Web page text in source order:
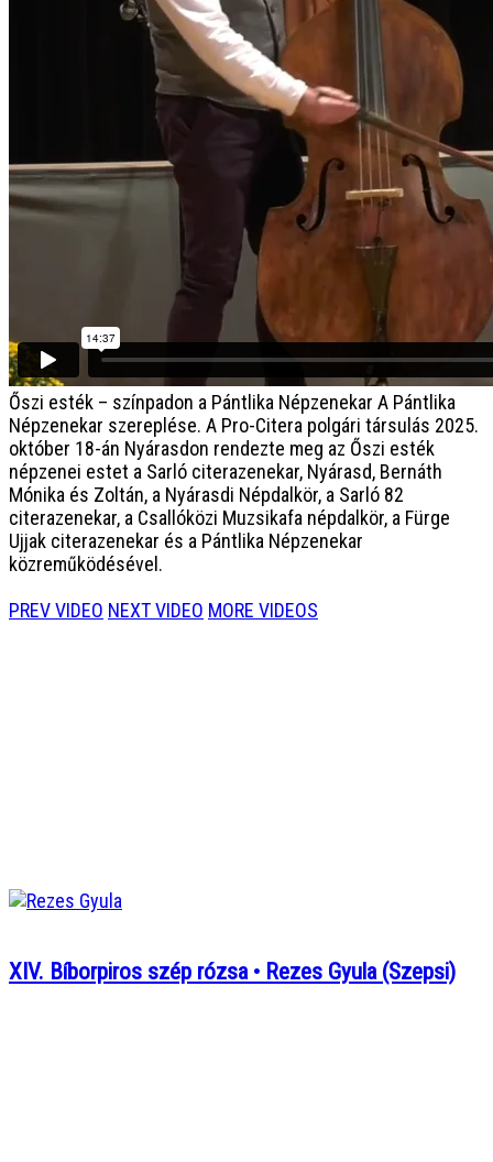
Őszi esték – színpadon a Pántlika Népzenekar A Pántlika
Népzenekar szereplése. A Pro-Citera polgári társulás 2025.
október 18-án Nyárasdon rendezte meg az Őszi esték
népzenei estet a Sarló citerazenekar, Nyárasd, Bernáth
Mónika és Zoltán, a Nyárasdi Népdalkör, a Sarló 82
citerazenekar, a Csallóközi Muzsikafa népdalkör, a Fürge
Ujjak citerazenekar és a Pántlika Népzenekar
közreműködésével.
PREV VIDEO NEXT VIDEO MORE VIDEOS
XIV. Bíborpiros szép rózsa • Rezes Gyula (Szepsi)